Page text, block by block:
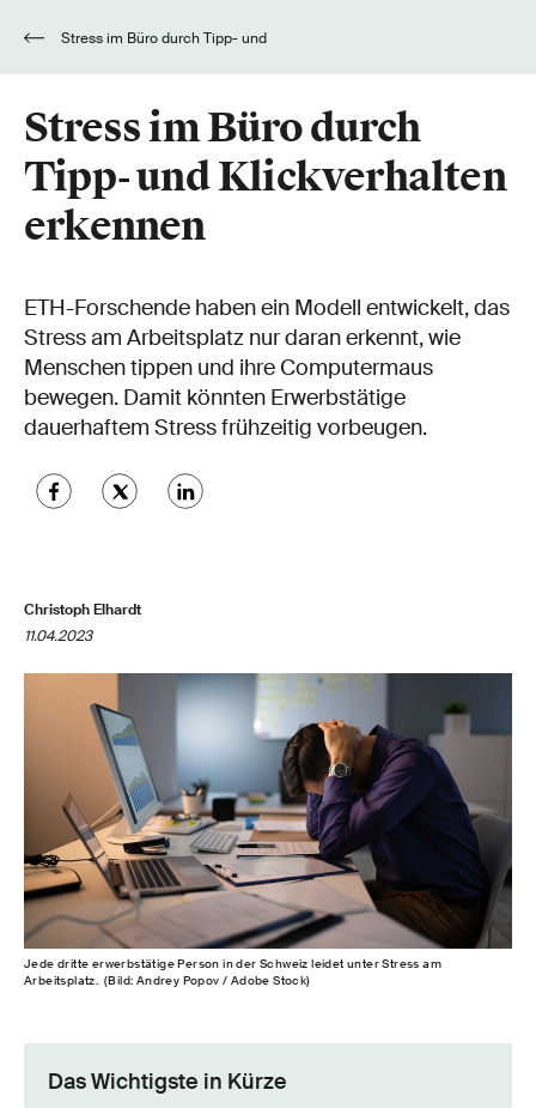
Stress im Büro durch
Tipp- und Klickverhalten
erkennen
ETH-Forschende haben ein Modell entwickelt, das
Stress am Arbeitsplatz nur daran erkennt, wie
Menschen tippen und ihre Computermaus
bewegen. Damit könnten Erwerbstätige
dauerhaftem Stress frühzeitig vorbeugen.
Christoph Elhardt
11.04.2023
Jede dritte erwerbstätige Person in der Schweiz leidet unter Stress am
Arbeitsplatz. (Bild: Andrey Popov / Adobe Stock)
Das Wichtigste in Kürze